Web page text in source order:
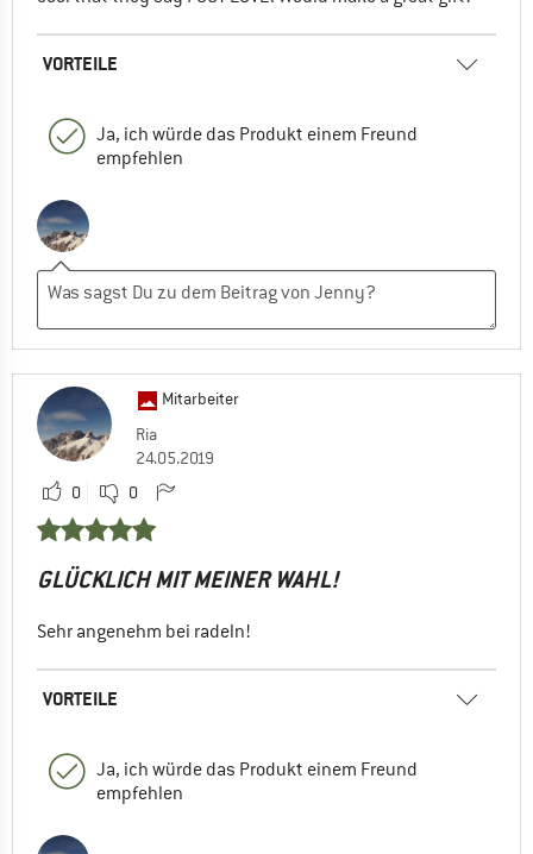
VORTEILE
Ja, ich würde das Produkt einem Freund
empfehlen
Mitarbeiter
Ria
24.05.2019
0
0
GLÜCKLICH MIT MEINER WAHL!
Sehr angenehm bei radeln!
VORTEILE
Ja, ich würde das Produkt einem Freund
empfehlen